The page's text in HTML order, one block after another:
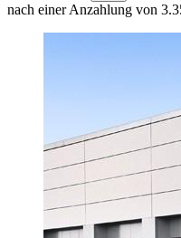
nach einer Anzahlung von